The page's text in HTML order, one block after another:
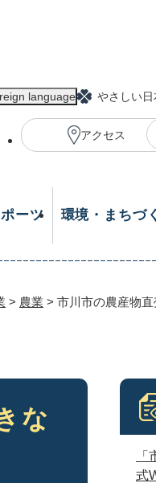
language やさしい日
アクセス
ーツ 環境・まちづ
> 農業 > 市川市の農産物直
な
式